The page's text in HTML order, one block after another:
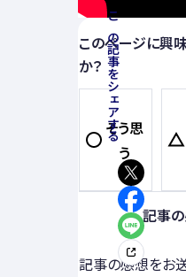
この記事をシェアする
このページに興
か？
そう思
う
記事
記事の感想をお